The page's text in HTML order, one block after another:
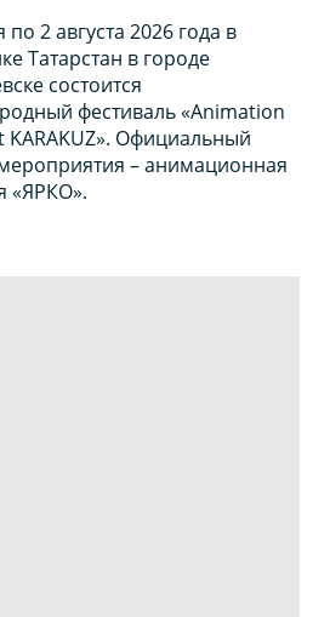
2 августа 2026 года в
Татарстан в городе
состоится
фестиваль «Animation
KARAKUZ». Официальный
– анимационная
«ЯРКО».